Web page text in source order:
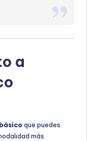
a
que puedes
más